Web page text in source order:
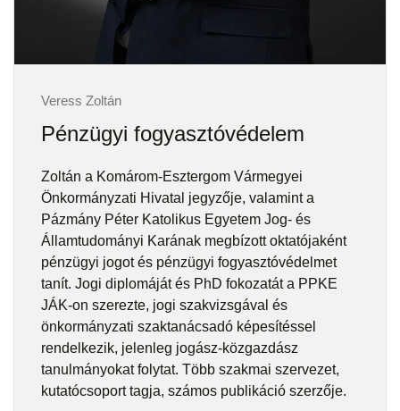
Veress Zoltán
Pénzügyi fogyasztóvédelem
Zoltán a Komárom-Esztergom Vármegyei
Önkormányzati Hivatal jegyzője, valamint a
Pázmány Péter Katolikus Egyetem Jog- és
Államtudományi Karának megbízott oktatójaként
pénzügyi jogot és pénzügyi fogyasztóvédelmet
tanít. Jogi diplomáját és PhD fokozatát a PPKE
JÁK-on szerezte, jogi szakvizsgával és
önkormányzati szaktanácsadó képesítéssel
rendelkezik, jelenleg jogász-közgazdász
tanulmányokat folytat. Több szakmai szervezet,
kutatócsoport tagja, számos publikáció szerzője.